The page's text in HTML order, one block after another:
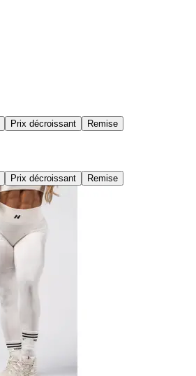
Prix décroissant Remise
Prix décroissant Remise